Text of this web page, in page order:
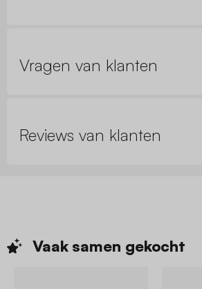
Vragen van klanten
Reviews van klanten
Vaak samen gekocht